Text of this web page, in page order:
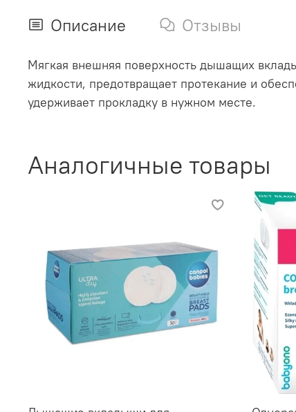
Описание Отзывы
Мягкая внешняя поверхность дышащих
жидкости, предотвращает протекание и
удерживает прокладку в нужном месте.
Аналогичные товары